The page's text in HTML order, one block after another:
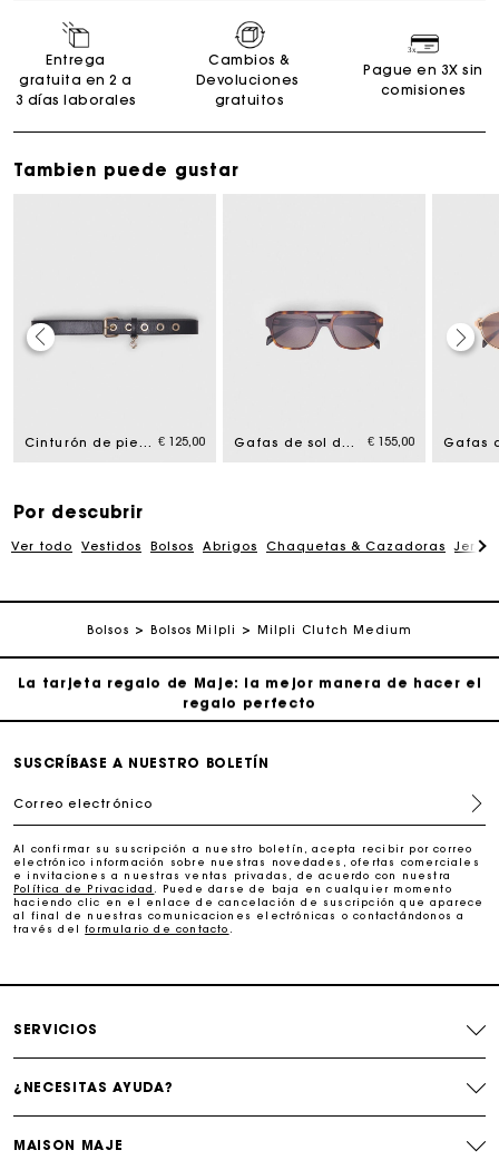
Entrega
gratuita en 2 a
3 días laborales
Cambios &
Devoluciones
gratuitos
Pague en 3X sin
comisiones
Tambien puede gustar
Cinturón de piel con hebilla Miss M € 125,00 Gafas de sol de piloto € 155,00
Por descubrir
Ver todo Vestidos Bolsos Abrigos Chaquetas & Cazadoras
Bolsos Bolsos Milpli Milpli Clutch Medium
Entrega a domicilio ofrecida dentro de 2-3 días
Paga en 3 cuotas sin comisiones
Seguir mi pedido
La tarjeta regalo de Maje: la mejor manera de hacer el
regalo perfecto
Entrega a domicilio ofrecida dentro de 2-3 días
Cambios & Devoluciones gratuitos
Seguir mi pedido
SUSCRÍBASE A NUESTRO BOLETÍN
Correo electrónico
Al confirmar su suscripción a nuestro boletín, acepta recibir por correo
electrónico información sobre nuestras novedades, ofertas comerciales
e invitaciones a nuestras ventas privadas, de acuerdo con nuestra
Política de Privacidad
. Puede darse de baja en cualquier momento
haciendo clic en el enlace de cancelación de suscripción que aparece
al final de nuestras comunicaciones electrónicas o contactándonos a
través delformulario de contacto
SERVICIOS
¿NECESITAS AYUDA?
MAISON MAJE